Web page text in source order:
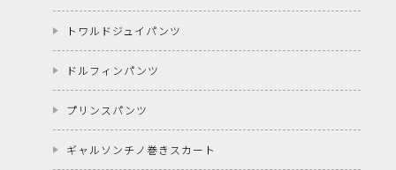
トワルドジュイパンツ
ドルフィンパンツ
プリンスパンツ
ギャルソンチノ巻きスカート